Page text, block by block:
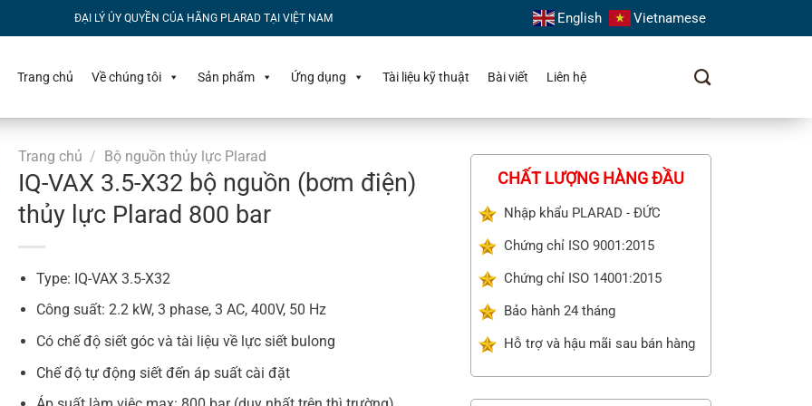
ĐẠI LÝ ỦY QUYỀN CỦA HÃNG PLARAD TẠI VIỆT NAM English Vietnamese
Trang chủ Về chúng tôi Sản phẩm Ứng dụng Tài liệu kỹ thuật Bài viết Liên hệ
Trang chủ / Bộ nguồn thủy lực Plarad
IQ-VAX 3.5-X32 bộ nguồn (bơm điện)
thủy lực Plarad 800 bar
Type: IQ-VAX 3.5-X32
Công suất: 2.2 kW, 3 phase, 3 AC, 400V, 50 Hz
Có chế độ siết góc và tài liệu về lực siết bulong
Chế độ tự động siết đến áp suất cài đặt
CHẤT LƯỢNG HÀNG ĐẦU
Nhập khẩu PLARAD - ĐỨC
Chứng chỉ ISO 9001:2015
Chứng chỉ ISO 14001:2015
Bảo hành 24 tháng
Hỗ trợ và hậu mãi sau bán hàng